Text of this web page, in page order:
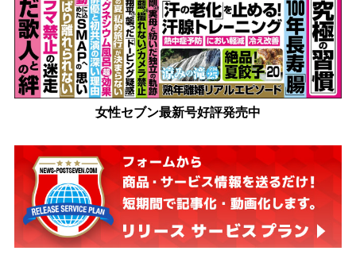
女性セブン最新号好評発売中